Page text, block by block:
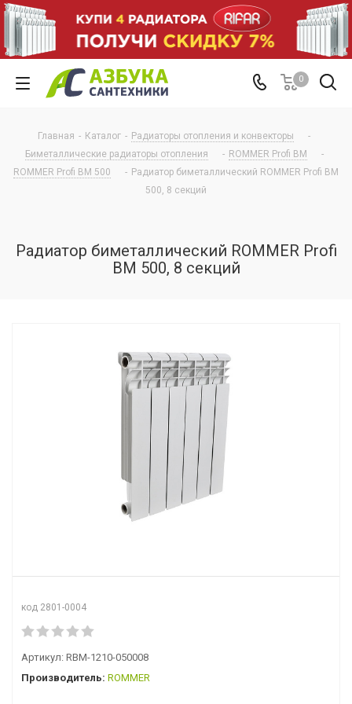
0
Главная - Каталог - Радиаторы отопления и конвекторы
-
Биметаллические радиаторы отопления
- ROMMER Profi BM
-
ROMMER Profi BM 500
- Радиатор биметаллический ROMMER Profi BM
500, 8 секций
Радиатор биметаллический ROMMER Profi
BM 500, 8 секций
код 2801-0004
Артикул: RBM-1210-050008
Производитель: ROMMER